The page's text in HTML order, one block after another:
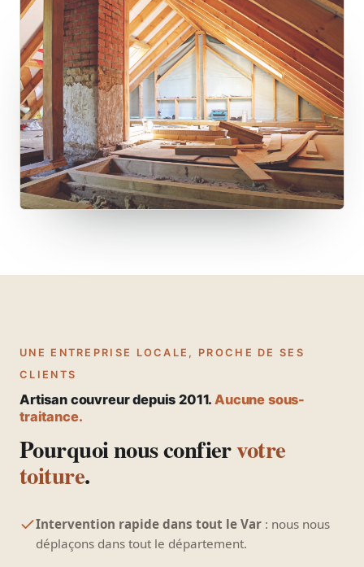
UNE ENTREPRISE LOCALE, PROCHE DE SES
CLIENTS
Artisan couvreur depuis 2011. Aucune sous-
traitance.
Pourquoi nous confiervotre
toiture.
Intervention rapide dans tout le Var : nous nous
déplaçons dans tout le département.